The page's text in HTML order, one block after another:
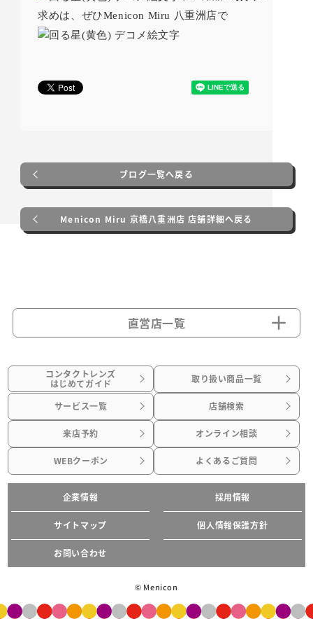
求めは、ぜひMenicon Miru 八重洲店で
ブログ一覧へ戻る
Menicon Miru 京橋八重洲店 店舗詳細へ戻る
直営店一覧
コンタクトレンズ
はじめてガイド 取り扱い商品一覧
サービス一覧 店舗検索
来店予約 オンライン相談
WEBクーポン よくあるご質問
企業情報 採用情報
サイトマップ 個人情報保護方針
お問い合わせ
© Menicon